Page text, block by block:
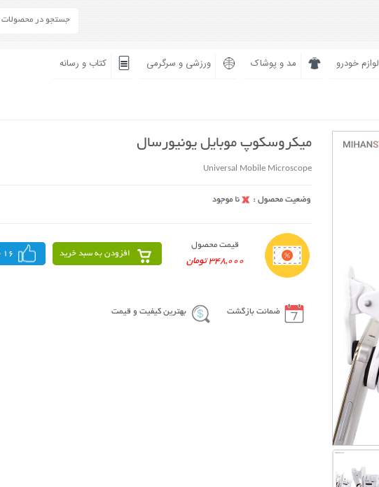
لوازم خودرو مد و پوشاک ورزشی و سرگرمی کتاب و رسانه
میکروسکوپ موبایل یونیورسال
Universal Mobile Microscope
قیمت محصول
348,000 تومان
افزودن به سبد خرید 16 نفر
ضمانت بازگشت بهترین کیفیت و قیمت